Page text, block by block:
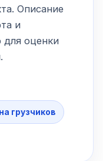
Описание
и
для оценки
грузчиков